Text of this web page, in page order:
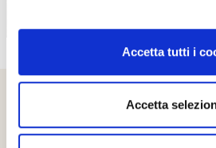
Accetta tutti i
Accetta